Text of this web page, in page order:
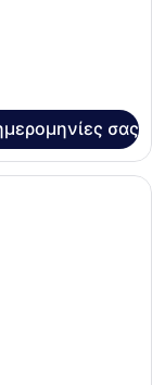
σας
με δύο